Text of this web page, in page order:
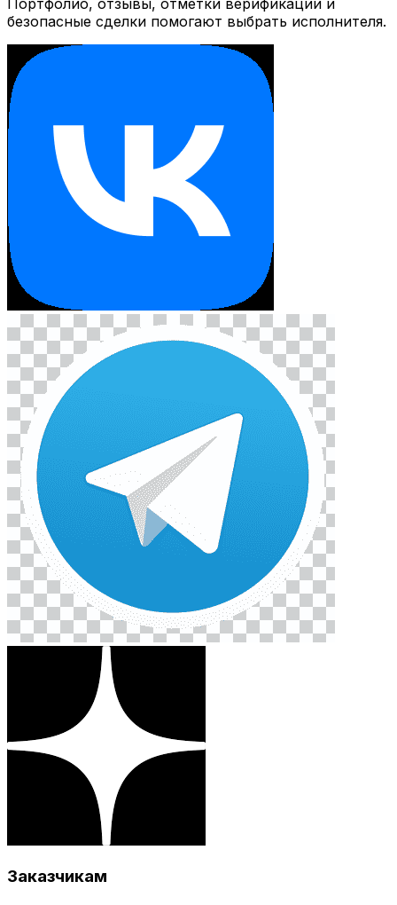
Портфолио, отзывы, отметки верификации и
безопасные сделки помогают выбрать исполнителя.
Заказчикам